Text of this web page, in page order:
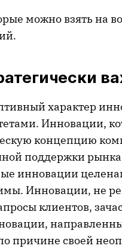
можно взять на
характер
Инновации,
концепцию
поддержки рынка
инновации
Инновации, не
клиентов,
причине своей